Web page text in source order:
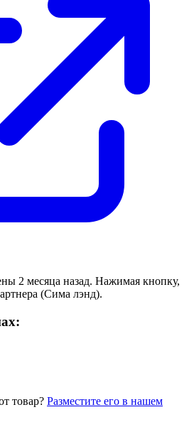
2 месяца назад. Нажимая кнопку,
(Сима лэнд).
товар? Разместите его в нашем